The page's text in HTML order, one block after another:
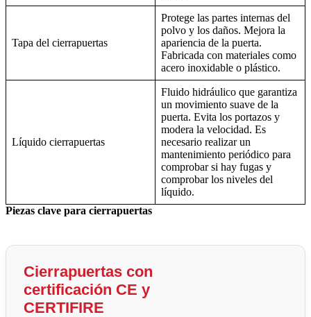
Tapa del cierrapuertas
Protege las partes internas del
polvo y los daños. Mejora la
apariencia de la puerta.
Fabricada con materiales como
acero inoxidable o plástico.
Líquido cierrapuertas
Fluido hidráulico que garantiza
un movimiento suave de la
puerta. Evita los portazos y
modera la velocidad. Es
necesario realizar un
mantenimiento periódico para
comprobar si hay fugas y
comprobar los niveles del
líquido.
Piezas clave para cierrapuertas
Cierrapuertas con
certificación CE y
CERTIFIRE